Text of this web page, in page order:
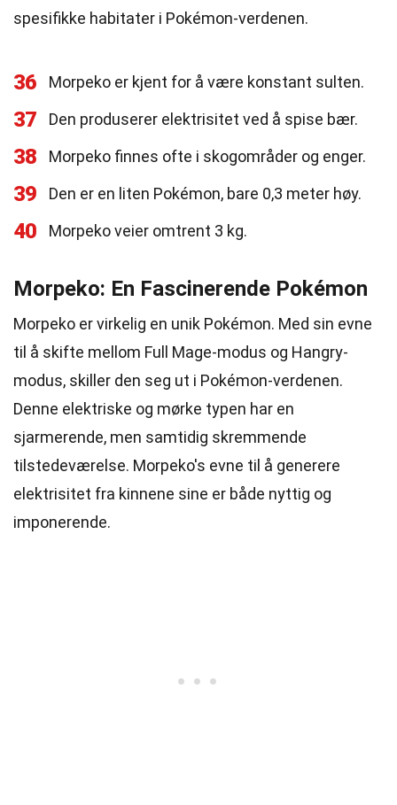
spesifikke habitater i Pokémon-verdenen.
36 Morpeko er kjent for å være konstant sulten.
37 Den produserer elektrisitet ved å spise bær.
38 Morpeko finnes ofte i skogområder og enger.
39 Den er en liten Pokémon, bare 0,3 meter høy.
40 Morpeko veier omtrent 3 kg.
Morpeko: En Fascinerende Pokémon
Morpeko er virkelig en unik Pokémon. Med sin evne
til å skifte mellom Full Mage-modus og Hangry-
modus, skiller den seg ut i Pokémon-verdenen.
Denne elektriske og mørke typen har en
sjarmerende, men samtidig skremmende
tilstedeværelse. Morpeko's evne til å generere
elektrisitet fra kinnene sine er både nyttig og
imponerende.